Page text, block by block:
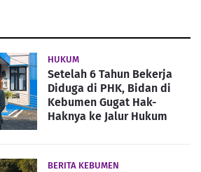
HUKUM
Setelah 6 Tahun Bekerja
Diduga di PHK, Bidan di
Kebumen Gugat Hak-
Haknya ke Jalur Hukum
BERITA KEBUMEN